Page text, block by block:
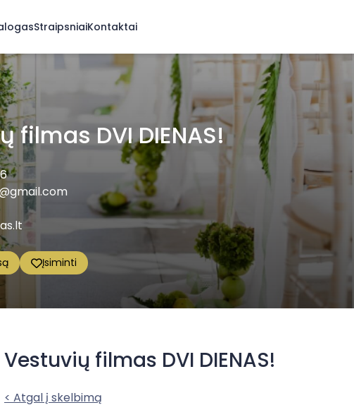
StraipsniaiKontaktai
filmas DVI DIENAS!
Įsiminti
Vestuvių filmas DVI DIENAS!
< Atgal į skelbimą